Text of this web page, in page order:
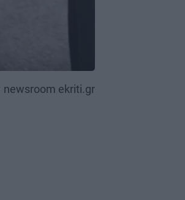
newsroom ekriti.gr